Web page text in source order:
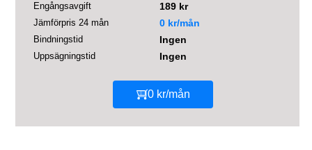
Engångsavgift 189 kr
Jämförpris 24 mån 0 kr/mån
Bindningstid Ingen
Uppsägningstid Ingen
0 kr/mån